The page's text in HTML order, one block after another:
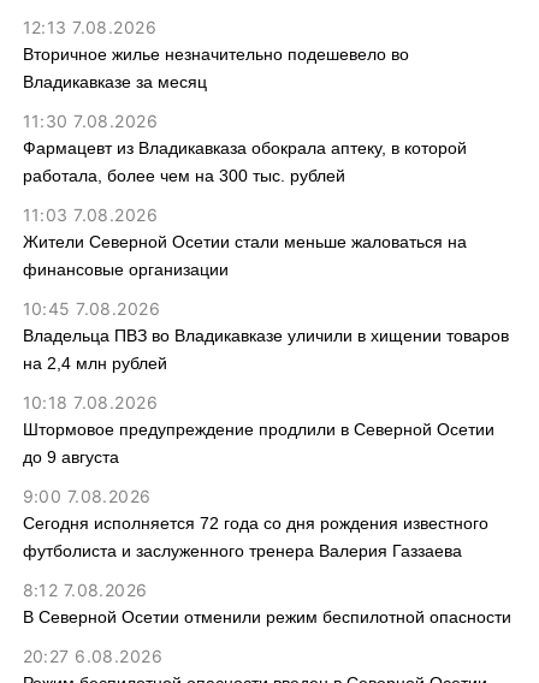
12:13 7.08.2026
Вторичное жилье незначительно подешевело во
Владикавказе за месяц
11:30 7.08.2026
Фармацевт из Владикавказа обокрала аптеку, в которой
работала, более чем на 300 тыс. рублей
11:03 7.08.2026
Жители Северной Осетии стали меньше жаловаться на
финансовые организации
10:45 7.08.2026
Владельца ПВЗ во Владикавказе уличили в хищении товаров
на 2,4 млн рублей
10:18 7.08.2026
Штормовое предупреждение продлили в Северной Осетии
до 9 августа
9:00 7.08.2026
Сегодня исполняется 72 года со дня рождения известного
футболиста и заслуженного тренера Валерия Газзаева
8:12 7.08.2026
В Северной Осетии отменили режим беспилотной опасности
20:27 6.08.2026